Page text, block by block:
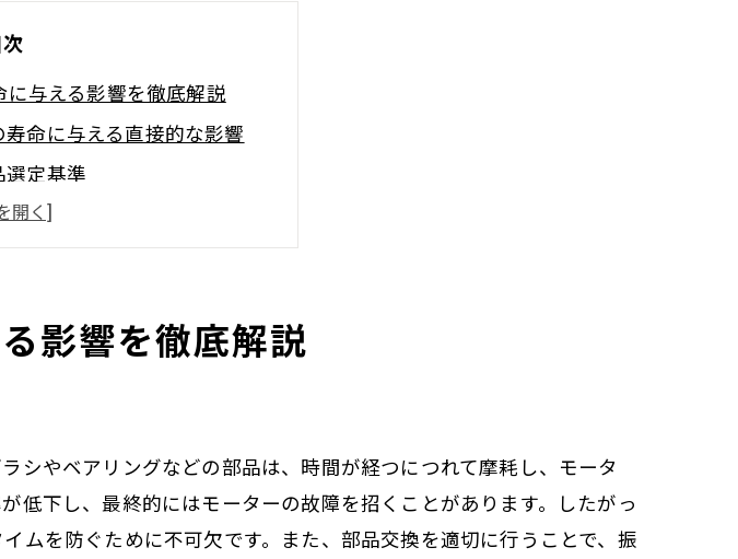
与える影響を徹底解説
命に与える直接的な影響
定基準
とその対策
する理由
るための定期的な評価
ンとは
を減らす理由
適なタイミング
見する方法
影響を徹底解説
シやベアリングなどの部品は、時間が経つにつれて摩耗し、モータ
低下し、最終的にはモーターの故障を招くことがあります。したがっ
ムを防ぐために不可欠です。また、部品交換を適切に行うことで、振